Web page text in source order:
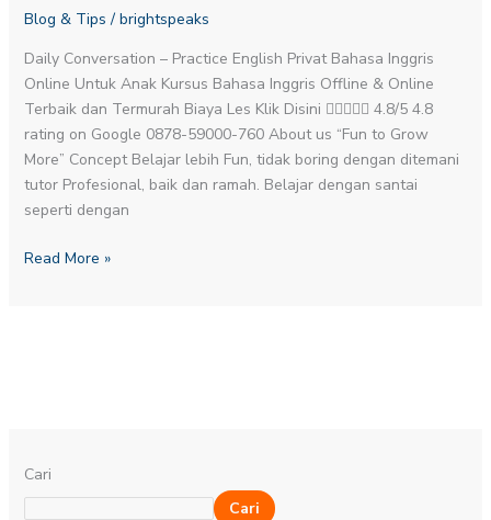
Blog & Tips / brightspeaks
Daily Conversation – Practice English​ Privat Bahasa Inggris
Online Untuk Anak Kursus Bahasa Inggris Offline & Online
Terbaik dan Termurah Biaya Les Klik Disini  4.8/5 4.8
rating on Google 0878-59000-760 About us “Fun to Grow
More” Concept Belajar lebih Fun, tidak boring dengan ditemani
tutor Profesional, baik dan ramah. Belajar dengan santai
seperti dengan
Termurah
Indonesia
Read More »
Cari
Cari